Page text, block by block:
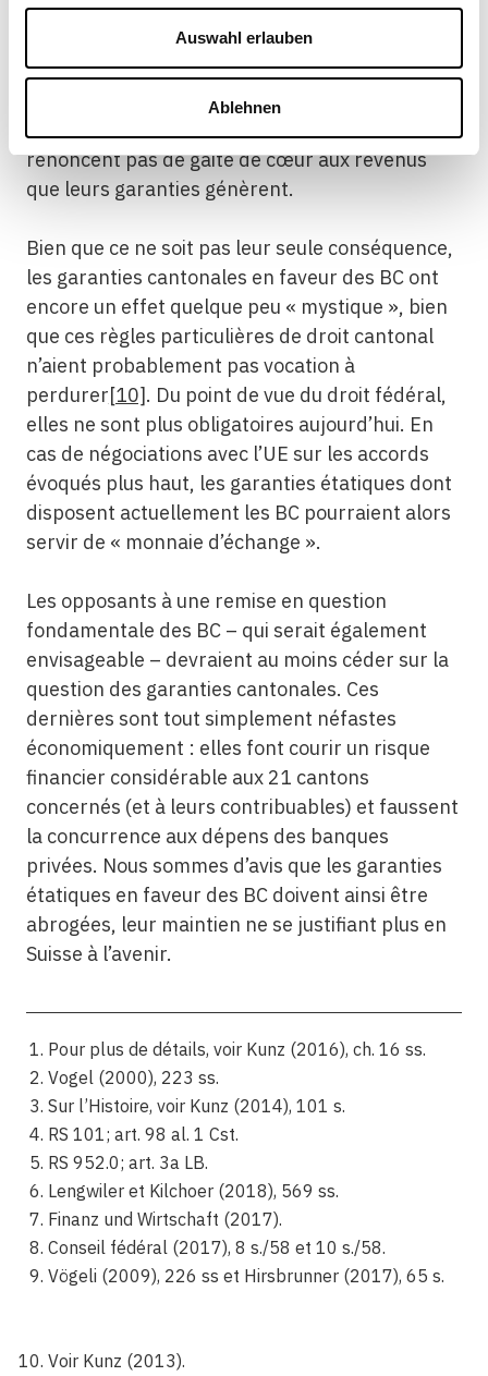
Auswahl erlauben
Ablehnen
primordiale dans l’architecture politique de
l’État. On aborde en effet la question des
rapports entre la Confédération et les cantons
qui est au cœur du fédéralisme suisse. On peut
notamment s’attendre à ce que les cantons ne
renoncent pas de gaité de cœur aux revenus
que leurs garanties génèrent.
Bien que ce ne soit pas leur seule conséquence,
les garanties cantonales en faveur des BC ont
encore un effet quelque peu « mystique », bien
que ces règles particulières de droit cantonal
n’aient probablement pas vocation à
perdurer[10]. Du point de vue du droit fédéral,
elles ne sont plus obligatoires aujourd’hui. En
cas de négociations avec l’UE sur les accords
évoqués plus haut, les garanties étatiques dont
disposent actuellement les BC pourraient alors
servir de « monnaie d’échange ».
Les opposants à une remise en question
fondamentale des BC – qui serait également
envisageable – devraient au moins céder sur la
question des garanties cantonales. Ces
dernières sont tout simplement néfastes
économiquement : elles font courir un risque
financier considérable aux 21 cantons
concernés (et à leurs contribuables) et faussent
la concurrence aux dépens des banques
privées. Nous sommes d’avis que les garanties
étatiques en faveur des BC doivent ainsi être
abrogées, leur maintien ne se justifiant plus en
Suisse à l’avenir.
Pour plus de détails, voir Kunz (2016), ch. 16 ss.
Vogel (2000), 223 ss.
Sur l’Histoire, voir Kunz (2014), 101 s.
RS 101; art. 98 al. 1 Cst.
RS 952.0; art. 3a LB.
Lengwiler et Kilchoer (2018), 569 ss.
Finanz und Wirtschaft (2017).
Conseil fédéral (2017), 8 s./58 et 10 s./58.
Vögeli (2009), 226 ss et Hirsbrunner (2017), 65 s.
Voir Kunz (2013).